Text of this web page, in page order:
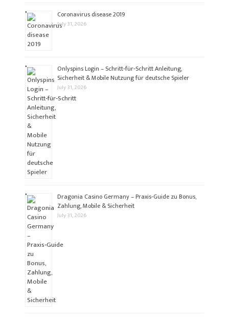
Coronavirus disease 2019
July 31, 2026
Onlyspins Login – Schritt‑für‑Schritt Anleitung,
Sicherheit & Mobile Nutzung für deutsche Spieler
July 31, 2026
Dragonia Casino Germany – Praxis‑Guide zu Bonus,
Zahlung, Mobile & Sicherheit
July 31, 2026